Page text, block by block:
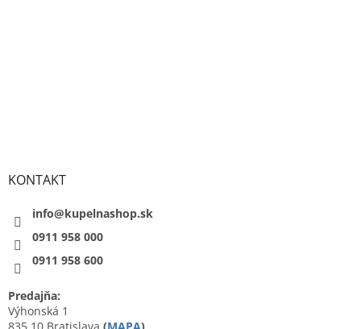
KONTAKT
info@kupelnashop.sk
0911 958 000
0911 958 600
Predajňa:
Výhonská 1